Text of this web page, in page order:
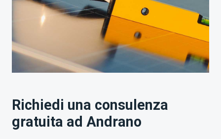
Richiedi una consulenza
gratuita ad Andrano